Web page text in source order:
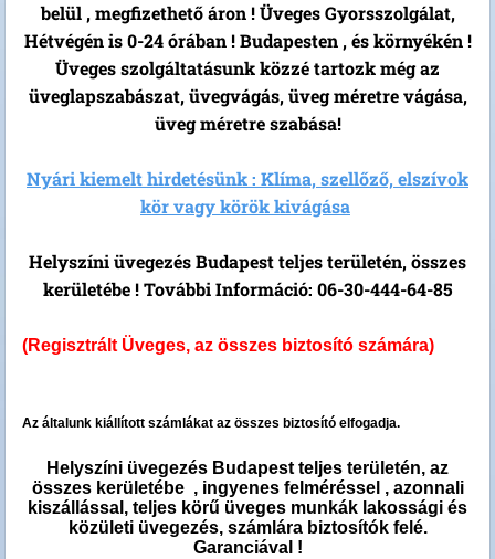
belül , megfizethető áron ! Üveges Gyorsszolgálat,
Hétvégén is 0-24 órában ! Budapesten , és környékén !
Üveges szolgáltatásunk közzé tartozk még az
üveglapszabászat, üvegvágás, üveg méretre vágása,
üveg méretre szabása!
Nyári kiemelt hirdetésünk : Klíma, szellőző, elszívok
kör vagy körök kivágása
Helyszíni üvegezés Budapest teljes területén, összes
kerületébe ! További Információ: 06-30-444-64-85
(Regisztrált Üveges, az összes biztosító számára)
Az általunk kiállított számlákat az összes biztosító elfogadja.
Helyszíni üvegezés Budapest teljes területén, az
összes kerületébe , ingyenes felméréssel , azonnali
kiszállással, teljes körű üveges munkák lakossági és
közületi üvegezés, számlára biztosítók felé.
Garanciával !